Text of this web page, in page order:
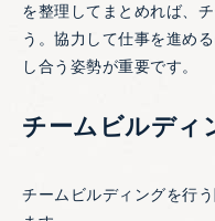
を整理してまとめれば、
う。協力して仕事を進め
し合う姿勢が重要です。
チームビルディ
チームビルディングを行